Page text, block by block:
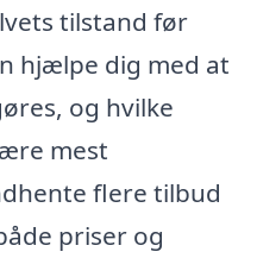
tilstand før
hjælpe dig med at
og hvilke
mest
flere tilbud
priser og